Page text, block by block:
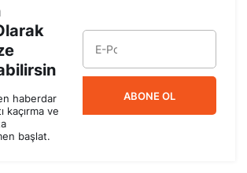
haberdar
kaçırma ve
başlat.
ABONE OL